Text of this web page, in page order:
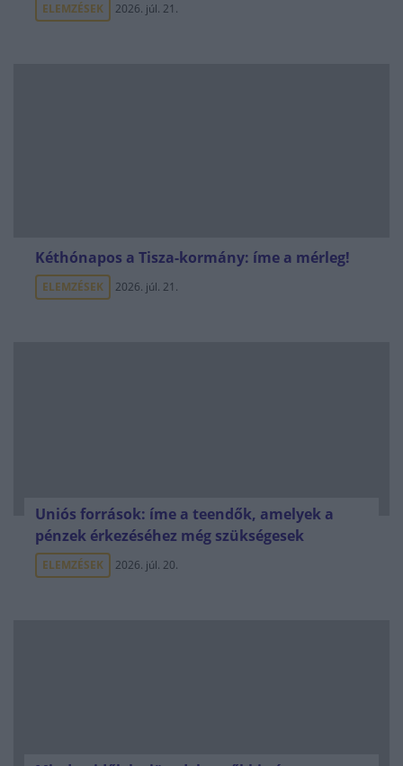
ELEMZÉSEK 2026. júl. 21.
Kéthónapos a Tisza-kormány: íme a mérleg!
ELEMZÉSEK 2026. júl. 21.
Uniós források: íme a teendők, amelyek a
pénzek érkezéséhez még szükségesek
ELEMZÉSEK 2026. júl. 20.